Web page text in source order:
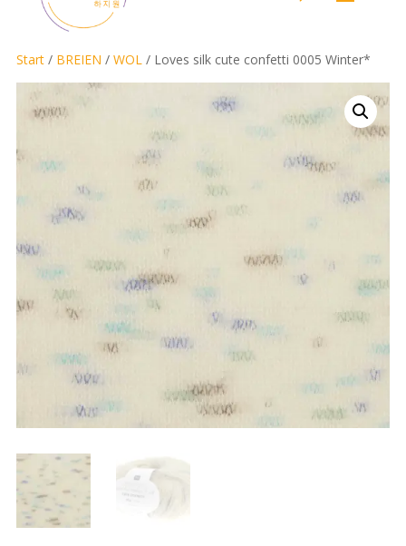
Start/ BREIEN / WOL / Loves silk cute confetti 0005 Winter*